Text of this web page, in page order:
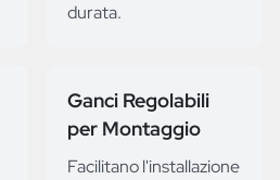
durata.
Ganci Regolabili
per Montaggio
Facilitano l'installazione